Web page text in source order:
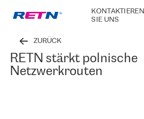
KONTAKTIEREN
SIE UNS
ZURÜCK
RETN stärkt polnische
Netzwerkrouten